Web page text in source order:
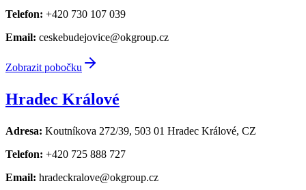
Telefon: +420 730 107 039
Email: ceskebudejovice@okgroup.cz
Zobrazit pobočku
Hradec Králové
Adresa: Koutníkova 272/39, 503 01 Hradec Králové, CZ
Telefon: +420 725 888 727
Email: hradeckralove@okgroup.cz